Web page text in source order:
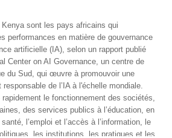
Kenya sont les pays africains qui
performances en matière de gouvernance
artificielle (IA), selon un rapport publié
Center on AI Governance, un centre de
du Sud, qui œuvre à promouvoir une
de l’IA à l'échelle mondiale.
rapidement le fonctionnement des sociétés,
des services publics à l’éducation, en
l’emploi et l’accès à l’information, le
les institutions, les pratiques et les